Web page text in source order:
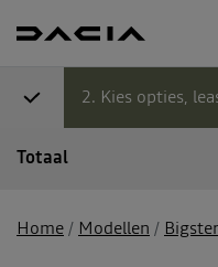
2 Kies opties,
Totaal
Home Modellen Bigster